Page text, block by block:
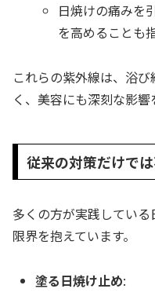
日焼けの痛みを
を高めることも
これらの紫外線は、浴
く、美容にも深刻な影響
従来の対策だけで
多くの方が実践してい
限界を抱えています。
塗る日焼け止め: